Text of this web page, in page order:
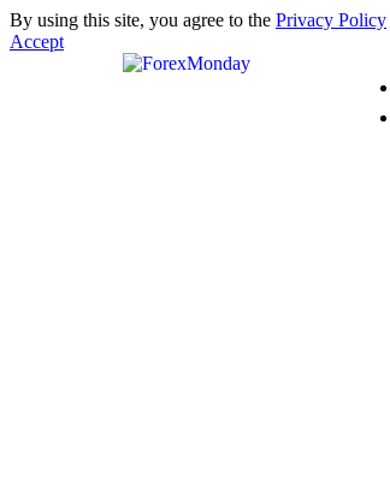
By using this site, you agree to the Privacy Policy
Accept